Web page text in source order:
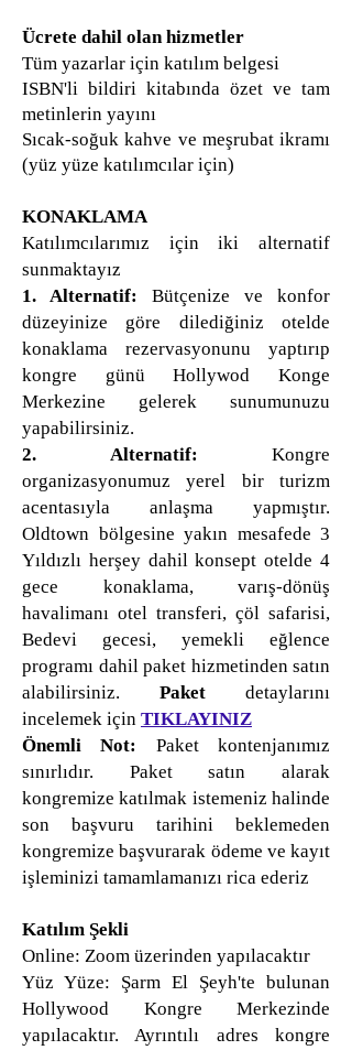
Ücrete dahil olan hizmetler
Tüm yazarlar için katılım belgesi
ISBN'li bildiri kitabında özet ve tam
metinlerin yayını
Sıcak-soğuk kahve ve meşrubat ikramı
(yüz yüze katılımcılar için)
KONAKLAMA
Katılımcılarımız için iki alternatif
sunmaktayız
1. Alternatif: Bütçenize ve konfor
düzeyinize göre dilediğiniz otelde
konaklama rezervasyonunu yaptırıp
kongre günü Hollywod Konge
Merkezine gelerek sunumunuzu
yapabilirsiniz.
2. Alternatif: Kongre
organizasyonumuz yerel bir turizm
acentasıyla anlaşma yapmıştır.
Oldtown bölgesine yakın mesafede 3
Yıldızlı herşey dahil konsept otelde 4
gece konaklama, varış-dönüş
havalimanı otel transferi, çöl safarisi,
Bedevi gecesi, yemekli eğlence
programı dahil paket hizmetinden satın
alabilirsiniz. Paket detaylarını
incelemek için TIKLAYINIZ
Önemli Not: Paket kontenjanımız
sınırlıdır. Paket satın alarak
kongremize katılmak istemeniz halinde
son başvuru tarihini beklemeden
kongremize başvurarak ödeme ve kayıt
işleminizi tamamlamanızı rica ederiz
Katılım Şekli
Online: Zoom üzerinden yapılacaktır
Yüz Yüze: Şarm El Şeyh'te bulunan
Hollywood Kongre Merkezinde
yapılacaktır. Ayrıntılı adres kongre